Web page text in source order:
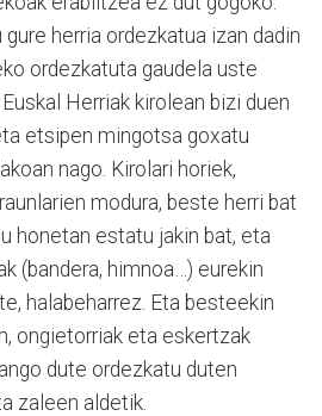
herria ordezkatua izan dadin
ordezkatuta gaudela uste
Herriak kirolean bizi duen
etsipen mingotsa goxatu
nago. Kirolari horiek,
modura, beste herri bat
honetan estatu jakin bat, eta
(bandera, himnoa…) eurekin
halabeharrez. Eta besteekin
ongietorriak eta eskertzak
dute ordezkatu duten
zaleen aldetik.